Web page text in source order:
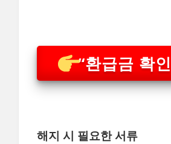
“환급금 확
해지 시 필요한 서류